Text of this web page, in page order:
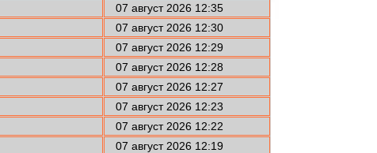
07 август 2026 12:35
07 август 2026 12:30
07 август 2026 12:29
07 август 2026 12:28
07 август 2026 12:27
07 август 2026 12:23
07 август 2026 12:22
07 август 2026 12:19